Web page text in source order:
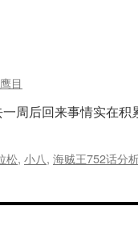
鹰目
周后回来事情实在
松, 小八, 海贼王752话分